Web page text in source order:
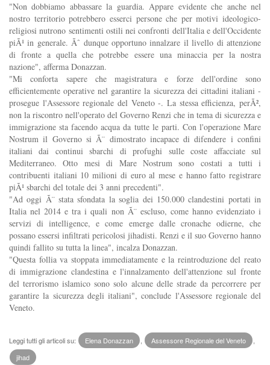
"Non dobbiamo abbassare la guardia. Appare evidente che anche nel
nostro territorio potrebbero esserci persone che per motivi ideologico-
religiosi nutrono sentimenti ostili nei confronti dell'Italia e dell'Occidente
piÃ¹ in generale. Ãˆ dunque opportuno innalzare il livello di attenzione
di fronte a quella che potrebbe essere una minaccia per la nostra
nazione", afferma Donazzan.
"Mi conforta sapere che magistratura e forze dell'ordine sono
efficientemente operative nel garantire la sicurezza dei cittadini italiani -
prosegue l'Assessore regionale del Veneto -. La stessa efficienza, perÃ²,
non la riscontro nell'operato del Governo Renzi che in tema di sicurezza e
immigrazione sta facendo acqua da tutte le parti. Con l'operazione Mare
Nostrum il Governo si Ã¨ dimostrato incapace di difendere i confini
italiani dai continui sbarchi di profughi sulle coste affacciate sul
Mediterraneo. Otto mesi di Mare Nostrum sono costati a tutti i
contribuenti italiani 10 milioni di euro al mese e hanno fatto registrare
piÃ¹ sbarchi del totale dei 3 anni precedenti".
"Ad oggi Ã¨ stata sfondata la soglia dei 150.000 clandestini portati in
Italia nel 2014 e tra i quali non Ã¨ escluso, come hanno evidenziato i
servizi di intelligence, e come emerge dalle cronache odierne, che
possano essersi infiltrati pericolosi jihadisti. Renzi e il suo Governo hanno
quindi fallito su tutta la linea", incalza Donazzan.
"Questa follia va stoppata immediatamente e la reintroduzione del reato
di immigrazione clandestina e l'innalzamento dell'attenzione sul fronte
del terrorismo islamico sono solo alcune delle strade da percorrere per
garantire la sicurezza degli italiani", conclude l'Assessore regionale del
Veneto.
Leggi tutti gli articoli su: Elena Donazzan Assessore Regionale del Veneto
jihad